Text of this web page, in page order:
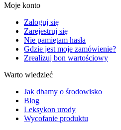
Moje konto
Zaloguj się
Zarejestruj się
Nie pamiętam hasła
Gdzie jest moje zamówienie?
Zrealizuj bon wartościowy
Warto wiedzieć
Jak dbamy o środowisko
Blog
Leksykon urody
Wycofanie produktu